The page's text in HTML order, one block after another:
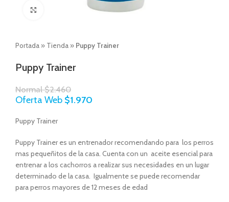
Portada » Tienda » Puppy Trainer
Puppy Trainer
Normal$2.460
Oferta Web $1.970
Puppy Trainer
Puppy Trainer es un entrenador recomendando para los perros
mas pequeñitos de la casa. Cuenta con un aceite esencial para
entrenar a los cachorros a realizar sus necesidades en un lugar
determinado de la casa. Igualmente se puede recomendar
para perros mayores de 12 meses de edad